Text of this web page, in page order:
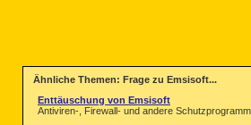
Ähnliche Themen: Frage zu Emsisoft...
Enttäuschung von Emsisoft
Antiviren-, Firewall- und andere